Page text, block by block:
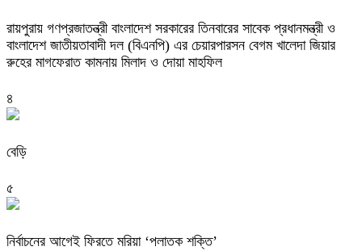
রায়পুরায় গণপ্রজাতন্ত্রী বাংলাদেশ সরকারের তিনবারের সাবেক প্রধানমন্ত্রী ও
বাংলাদেশ জাতীয়তাবাদী দল (বিএনপি) এর চেয়ারপারসন বেগম খালেদা জিয়ার
রুহের মাগফেরাত কামনায় মিলাদ ও দোয়া মাহফিল
৪
বেড়ি
৫
নির্বাচনের আগেই ফিরতে মরিয়া ‘পলাতক শক্তি’